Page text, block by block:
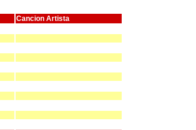
Cancion Artista